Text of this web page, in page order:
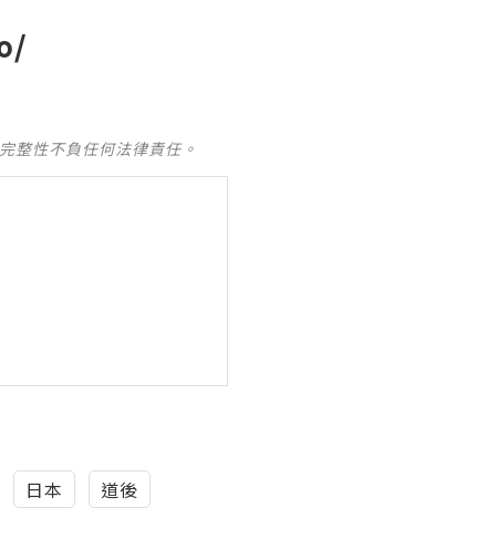
整性不負任何法律責任。
日本 道後